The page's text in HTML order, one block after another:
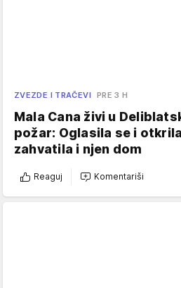
ZVEZDE I TRAČEVI PRE 3 H
Mala Cana živi u
požar: Oglasila se i
zahvatila i njen dom
Reaguj Komentariši